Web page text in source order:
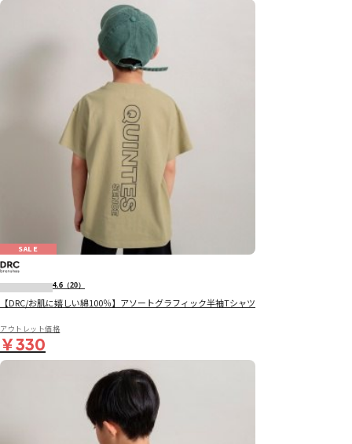
SALE
4.6 （20）
【DRC/お肌に嬉しい綿100％】アソートグラフィック半袖Tシャツ
アウトレット価格
￥330